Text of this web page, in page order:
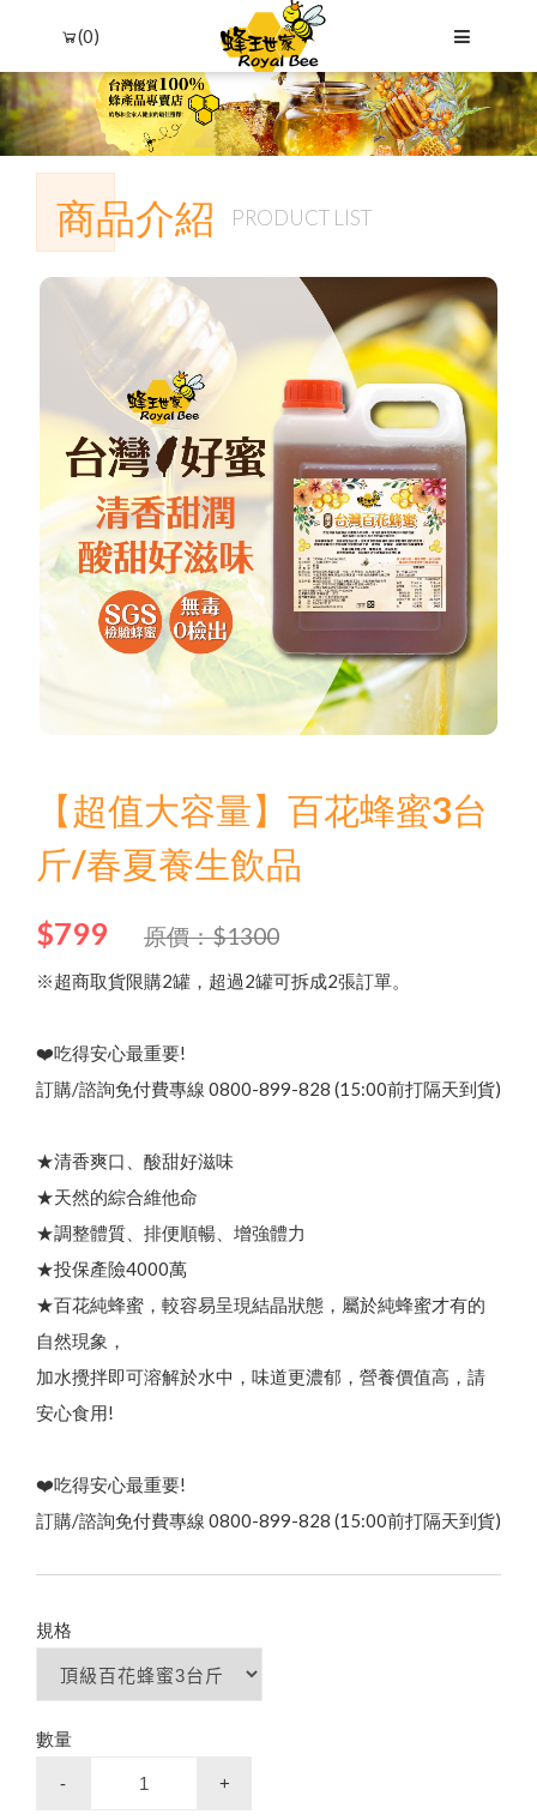
(0)
Menu
品牌故事
商品介紹
本
月
優
惠
｜
中
秋
蜂
送
禮
⚡
限
時
優
惠
開
跑
✦
活
動
至
9
/
3
0
買
就
送
✦
熱
銷
明
星
商
品
(
價
值
2
8
0
元
下殺33折✦父親節尊享組
第2件7折起✦頂級蜂蜜系列
熱銷禮盒250元起✦中秋獻禮組
買大送小✦陳釀蜂蜜醋
熱
銷
N
o
.
1
頂
級
蜂
王
乳
+
日
本
芝
麻
素
✦
好
眠
養
顏
三日齡蜂王漿/純蜂王乳膠囊
綠蜂膠葉黃素 ✦ 美國實證專利配方
高
濃
度
巴
西
綠
蜂
膠
（
噴
劑
/
滴
劑
/
膠
囊
/
4
0
0
億
益
生
菌
）
100% 頂級蒲鹽蜂花粉
100% 台灣頂級純蜂蜜高山野花冬蜜｜國際三星認證
龍眼蜜｜國際三星認證
百花蜜
陳釀蜂蜜醋
陳釀蜂蜜醋
養
生
黑
糖
/
冰
糖
茶
磚
（
蜂
蜜
菊
花
/
桂
圓
紅
棗
薑
母
茶
）
蜂蜜枇杷潤喉糖/蜂膠青草硬喉糖
節慶生日送禮 ✦ 精美禮盒
企
業
大
宗
採
購
免
付
費
專
線
0
8
0
0
-
8
9
9
8
2
最新優惠
最新優惠
會員獨享
食用說明
特約專區
問與答
聯絡我們
其他說明
會員需知
貨幣轉換
Language
English
日文
한국어
商品介紹 PRODUCT LIST
【超值大容量】百花蜂蜜3台
斤/春夏養生飲品
$799 原價：$1300
※超商取貨限購2罐，超過2罐可拆成2張訂單。
❤️吃得安心最重要!
訂購/諮詢免付費專線 0800-899-828 (15:00前打隔天到貨)
★清香爽口、酸甜好滋味
★天然的綜合維他命
★調整體質、排便順暢、增強體力
★投保產險4000萬
★百花純蜂蜜，較容易呈現結晶狀態，屬於純蜂蜜才有的
自然現象，
加水攪拌即可溶解於水中，味道更濃郁，營養價值高，請
安心食用!
❤️吃得安心最重要!
訂購/諮詢免付費專線 0800-899-828 (15:00前打隔天到貨)
規格
數量
- +